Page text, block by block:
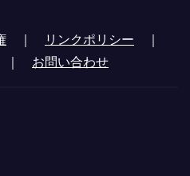
｜ リンクポリシー ｜
｜ お問い合わせ